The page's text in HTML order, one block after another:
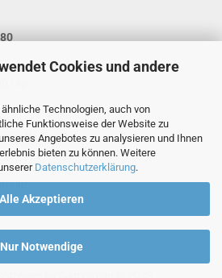
Cookies und andere
Technologien, auch von
Funktionsweise der Website zu
Angebotes zu analysieren und Ihnen
bieten zu können. Weitere
Datenschutzerklärung.
Alle Akzeptieren
Nur Notwendige
Uhr
Uhr